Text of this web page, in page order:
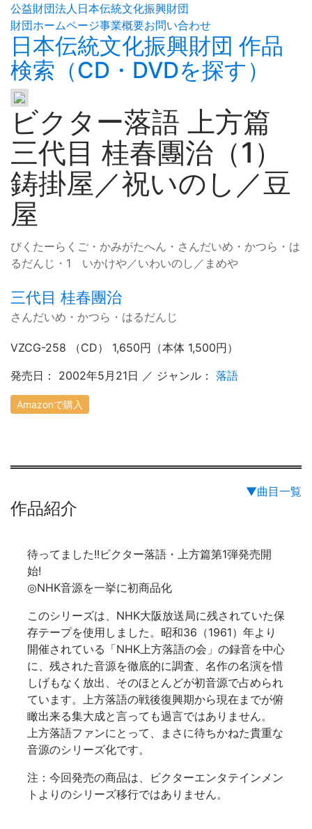
公益財団法人日本伝統文化振興財団
財団ホームページ事業概要お問い合わせ
日本伝統文化振興財団 作品
検索（CD・DVDを探す）
ビクター落語 上方篇
三代目 桂春團治（1）
鋳掛屋／祝いのし／豆
屋
びくたーらくご・かみがたへん・さんだいめ・かつら・は
るだんじ・1 いかけや／いわいのし／まめや
三代目 桂春團治
さんだいめ・かつら・はるだんじ
VZCG-258 （CD） 1,650円（本体 1,500円）
発売日： 2002年5月21日 ／ ジャンル： 落語
Amazonで購入
▼曲目一覧
作品紹介
待ってました!!ビクター落語・上方篇第1弾発売開
始!
◎NHK音源を一挙に初商品化
このシリーズは、NHK大阪放送局に残されていた保
存テープを使用しました。昭和36（1961）年より
開催されている「NHK上方落語の会」の録音を中心
に、残された音源を徹底的に調査、名作の名演を惜
しげもなく放出、そのほとんどが初音源で占められ
ています。上方落語の戦後復興期から現在までが俯
瞰出来る集大成と言っても過言ではありません。
上方落語ファンにとって、まさに待ちかねた貴重な
音源のシリーズ化です。
注：今回発売の商品は、ビクターエンタテインメン
トよりのシリーズ移行ではありません。